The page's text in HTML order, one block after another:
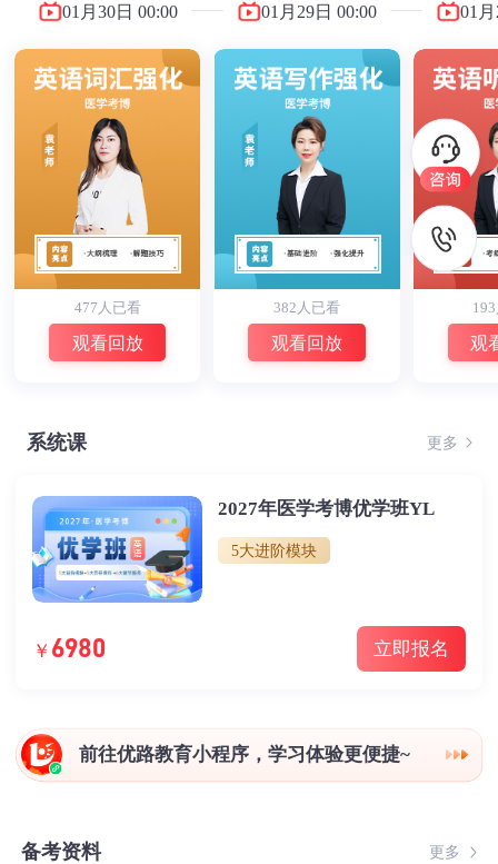
01月30日 00:00
477人已看
观看回放
01月29日 00:00
382人已看
观看回放
01
观
系统课 更多
2027年医学考博优学班YL
5大进阶模块
￥ 6980 立即报名
前往优路教育小程序，学习体验更便捷~
备考资料 更多